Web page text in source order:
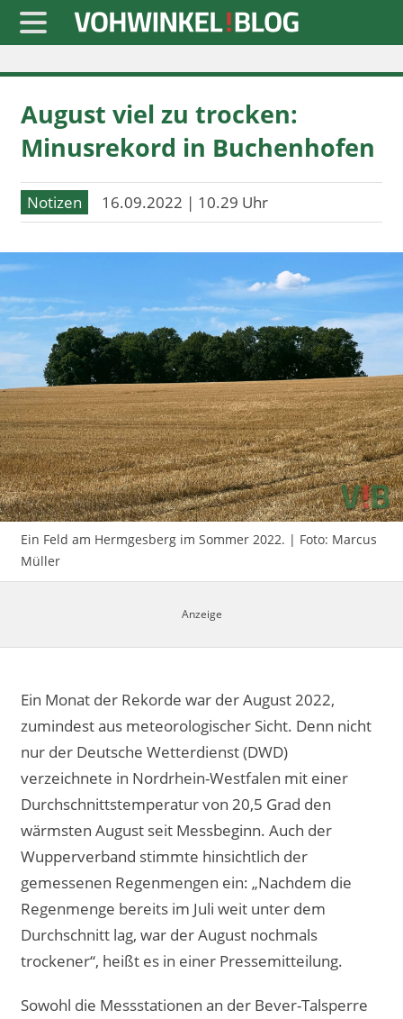
Startseite
» Blaulicht
» Freizeit
» Notizen
» Politik
» Wirtschaft
Werbung
Datenschutz
Impressum
August viel zu trocken:
Minusrekord in Buchenhofen
Notizen 16.09.2022 | 10.29 Uhr
Ein Feld am Hermgesberg im Sommer 2022. | Foto: Marcus
Müller
Ein Monat der Rekorde war der August 2022,
zumindest aus meteorologischer Sicht. Denn nicht
nur der Deutsche Wetterdienst (DWD)
verzeichnete in Nordrhein-Westfalen mit einer
Durchschnittstemperatur von 20,5 Grad den
wärmsten August seit Messbeginn. Auch der
Wupperverband stimmte hinsichtlich der
gemessenen Regenmengen ein: „Nachdem die
Regenmenge bereits im Juli weit unter dem
Durchschnitt lag, war der August nochmals
trockener“, heißt es in einer Pressemitteilung.
Sowohl die Messstationen an der Bever-Talsperre